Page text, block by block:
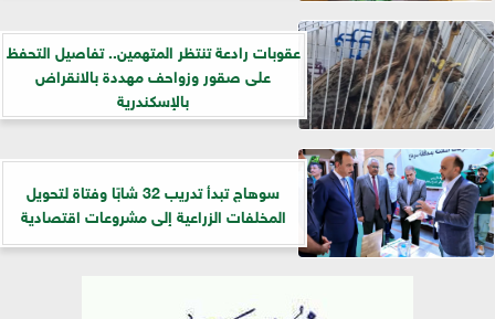
عقوبات رادعة تنتظر المتهمين.. تفاصيل التحفظ
على صقور وزواحف مهددة بالانقراض
بالإسكندرية
سوهاج تبدأ تدريب 32 شابًا وفتاة لتحويل
المخلفات الزراعية إلى مشروعات اقتصادية